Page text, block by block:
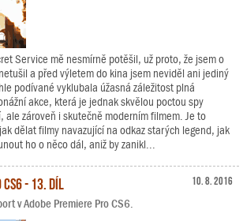
Service mě nesmírně potěšil, už proto, že jsem o
a před výletem do kina jsem neviděl ani jediný
podívané vyklubala úžasná záležitost plná
akce, která je jednak skvělou poctou spy
ale zároveň i skutečně moderním filmem. Je to
dělat filmy navazující na odkaz starých legend, jak
ho o něco dál, aniž by zanikl...
10. 8. 2016
- 13. díl
v Adobe Premiere Pro CS6.